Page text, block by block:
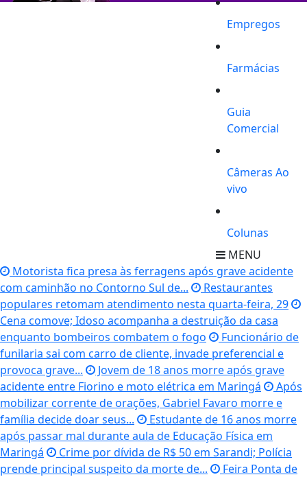
Empregos
Farmácias
Guia
Comercial
Câmeras Ao
vivo
Colunas
MENU
Motorista fica presa às ferragens após grave acidente
com caminhão no Contorno Sul de...
Restaurantes
populares retomam atendimento nesta quarta-feira, 29
Cena comove; Idoso acompanha a destruição da casa
enquanto bombeiros combatem o fogo
Funcionário de
funilaria sai com carro de cliente, invade preferencial e
provoca grave...
Jovem de 18 anos morre após grave
acidente entre Fiorino e moto elétrica em Maringá
Após
mobilizar corrente de orações, Gabriel Favaro morre e
família decide doar seus...
Estudante de 16 anos morre
após passar mal durante aula de Educação Física em
Maringá
Crime por dívida de R$ 50 em Sarandi; Polícia
prende principal suspeito da morte de...
Feira Ponta de